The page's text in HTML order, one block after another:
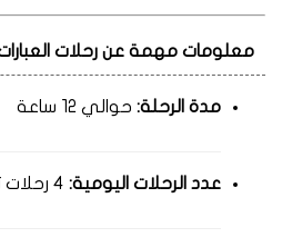
معلومات مهمة عن رحلات
مدة الرحلة: حوالي 12 ساعة
عدد الرحلات اليومية: